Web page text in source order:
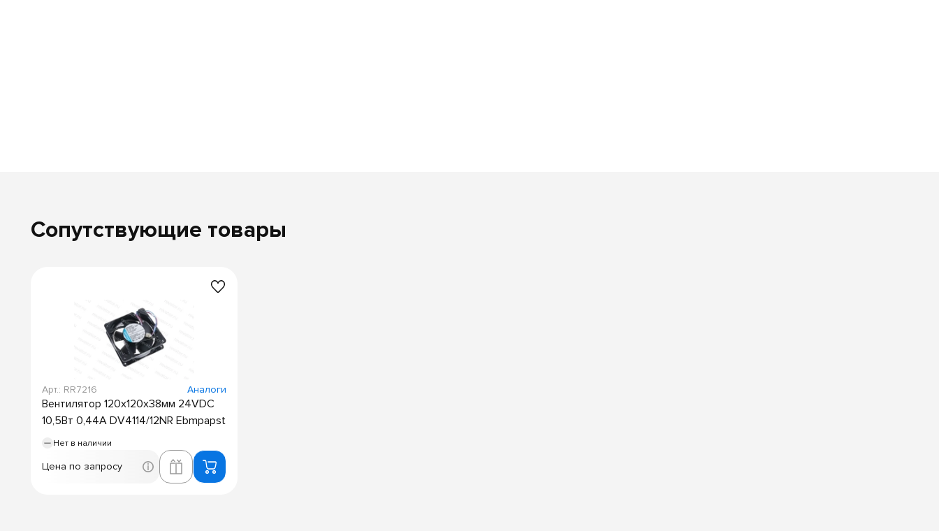
Сопутствующие товары
Арт.: RR7216 Аналоги
Вентилятор 120х120х38мм 24VDC
10,5Вт 0,44А DV4114/12NR Ebmpapst
Нет в наличии
Цена по запросу